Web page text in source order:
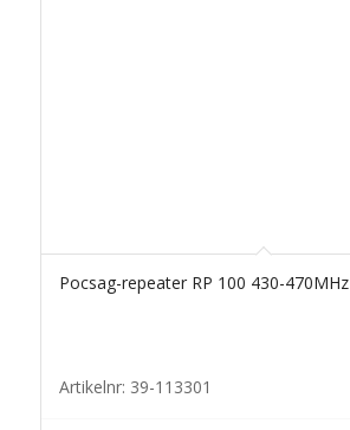
Pocsag-repeater RP 100 430-470MHz
Artikelnr: 39-113301